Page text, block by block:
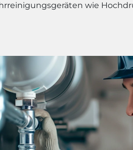
wie